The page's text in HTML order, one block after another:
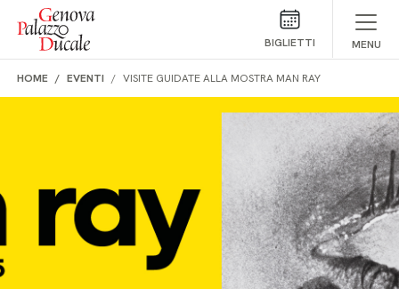
Salta al contenuto
BIGLIETTI MENU
HOME EVENTI VISITE GUIDATE ALLA MOSTRA MAN RAY